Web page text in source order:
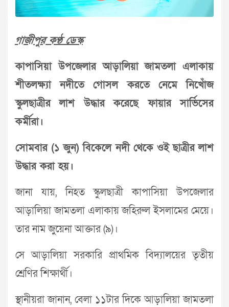
গাজীপুর কণ্ঠ ডেস্ক
কাপাসিয়া উপজেলার আড়ালিয়া জামতলা এলাকায়
শীতলক্ষ্যা নদীতে গোসল করতে নেমে নিখোঁজ
স্কুলছাত্রীর লাশ উদ্ধার করেছে ফায়ার সার্ভিসের
কর্মীরা।
সোমবার (১ জুন) বিকেলে নদী থেকে ওই ছাত্রীর লাশ
উদ্ধার করা হয়।
জানা যায়, নিহত স্কুলছাত্রী কাপাসিয়া উপজেলার
আড়ালিয়া জামতলা এলাকায় জহিরুল ইসলামের মেয়ে।
তার নাম জুয়েনা আক্তার (৯)।
সে আড়ালিয়া সরকারি প্রাথমিক বিদ্যালয়ের তৃতীয়
শ্রেণির শিক্ষার্থী।
স্থানীয়রা জানান, বেলা ১১টার দিকে আড়ালিয়া জামতলা